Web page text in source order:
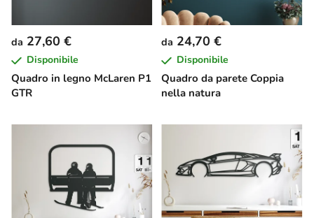
Quadro in legno McLaren P1
GTR
da 27,60 €
Disponibile
Quadro da parete Coppia
nella natura
da 24,70 €
Disponibile